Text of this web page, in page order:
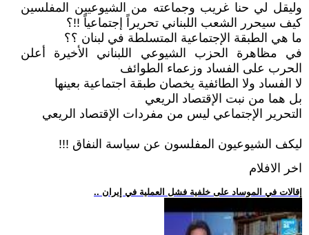
وليقل لي حنا غريب وجماعته من الشيوعيين المفلسين
كيف سيحرر الشعب اللبناني تحريراً إجتماعياً !!؟
ما هي الطبقة الإجتماعية المتسلطة في لبنان ؟؟
في مظاهرة الحزب الشيوعي اللبناني الأخيرة أعلن
الحرب على الفساد وزعماء الطوائف
لا الفساد ولا الطائفية يخصان طبقة اجتماعية بعينها
بل هما من نبت الإقتصاد الريعي
التحرير الإجتماعي ليس من مفردات الإقتصاد الريعي
ليكف الشيوعيون المفلسون عن سياسة النفاق !!!
اخر الافلام
.. إقالات في الموساد على خلفية فشل العملية في إيران